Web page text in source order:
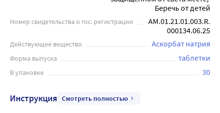
Беречь от детей
Номер свидетельства о гос. регистрации
АМ.01.21.01.003.R.
000134.06.25
Действующее вещество Аскорбат натрия
Форма выпуска таблетки
В упаковке 30
Инструкция Смотреть полностью